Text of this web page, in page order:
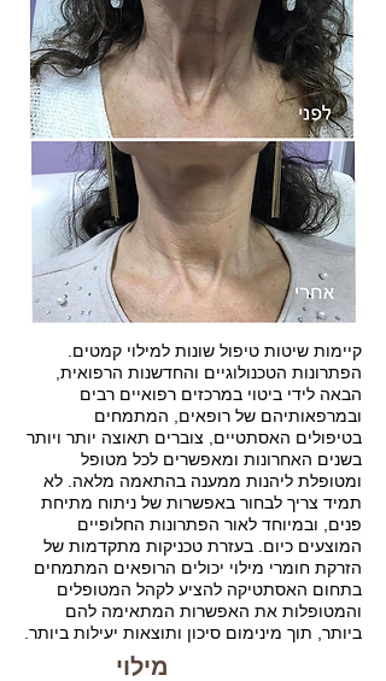
קיימות שיטות טיפול שונות למילוי קמטים.
הפתרונות הטכנולוגיים והחדשנות הרפואית,
הבאה לידי ביטוי במרכזים רפואיים רבים
ובמרפאותיהם של רופאים, המתמחים
בטיפולים האסתטיים, צוברים תאוצה יותר ויותר
בשנים האחרונות ומאפשרים לכל מטופל
ומטופלת ליהנות ממענה בהתאמה מלאה. לא
תמיד צריך לבחור באפשרות של ניתוח מתיחת
פנים, ובמיוחד לאור הפתרונות החלופיים
המוצעים כיום. בעזרת טכניקות מתקדמות של
הזרקת חומרי מילוי יכולים הרופאים המתמחים
בתחום האסתטיקה להציע לקהל המטופלים
והמטופלות את האפשרות המתאימה להם
ביותר, תוך מינימום סיכון ותוצאות יעילות ביותר.
מילוי